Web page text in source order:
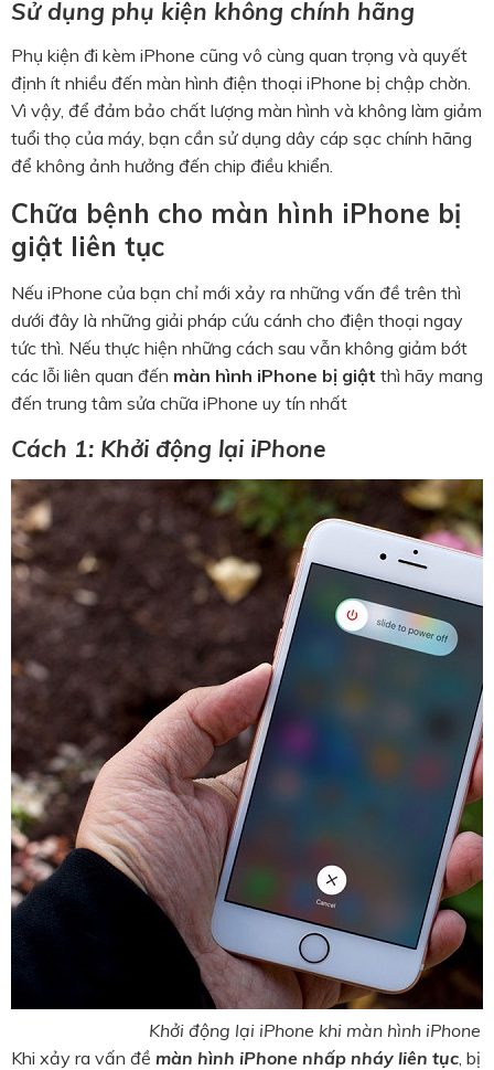
Sử dụng phụ kiện không chính hãng
Phụ kiện đi kèm iPhone cũng vô cùng quan trọng và quyết
định ít nhiều đến màn hình điện thoại iPhone bị chập chờn.
Vì vậy, để đảm bảo chất lượng màn hình và không làm giảm
tuổi thọ của máy, bạn cần sử dụng dây cáp sạc chính hãng
để không ảnh hưởng đến chip điều khiển.
Chữa bệnh cho màn hình iPhone bị
giật liên tục
Nếu iPhone của bạn chỉ mới xảy ra những vấn đề trên thì
dưới đây là những giải pháp cứu cánh cho điện thoại ngay
tức thì. Nếu thực hiện những cách sau vẫn không giảm bớt
các lỗi liên quan đến màn hình iPhone bị giật thì hãy mang
đến trung tâm sửa chữa iPhone uy tín nhất
Cách 1: Khởi động lại iPhone
Khởi động lại iPhone khi màn hình iPhone
Khi xảy ra vấn đề màn hình iPhone nhấp nháy liên tục, bị